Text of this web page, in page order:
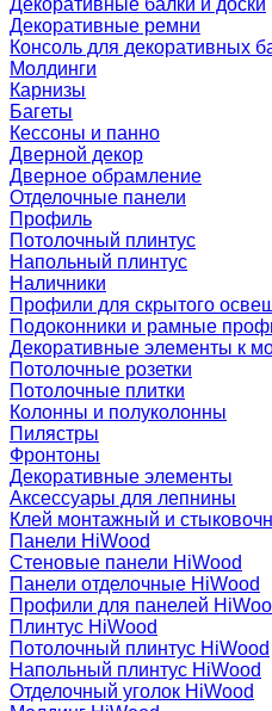
Декоративные балки и доски
Декоративные ремни
Консоль для декоративных
Молдинги
Карнизы
Багеты
Кессоны и панно
Дверной декор
Дверное обрамление
Отделочные панели
Профиль
Потолочный плинтус
Напольный плинтус
Наличники
Профили для скрытого
Подоконники и рамные
Декоративные элементы к
Потолочные розетки
Потолочные плитки
Колонны и полуколонны
Пилястры
Фронтоны
Декоративные элементы
Аксессуары для лепнины
Клей монтажный и
Панели HiWood
Стеновые панели HiWood
Панели отделочные HiWood
Профили для панелей
Плинтус HiWood
Потолочный плинтус HiWood
Напольный плинтус HiWood
Отделочный уголок HiWood